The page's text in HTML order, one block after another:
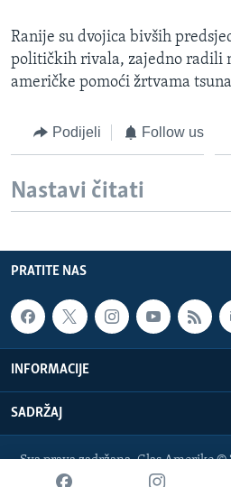
Ranije su dvojica bivših
političkih rivala, zajedno radili
američke pomoći žrtvama
Podijeli Follow us
Nastavi čitati
PRATITE NAS
INFORMACIJE
SADRŽAJ
Sva prava zadržana. Glas Amerike
bosnian-service@voanews.com